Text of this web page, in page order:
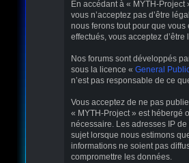
En accédant à « MYTH-
vous n’acceptez pas d’être
nous ferons tout pour que vous
effectués, vous acceptez
Nos forums sont développés
sous la licence « General
n’est pas responsable de ce
Vous acceptez de ne pas
« MYTH-Project » est hébergé
nécessaire. Les adresses IP
sujet lorsque nous estimons
informations ne soient pas
compromettre les données.